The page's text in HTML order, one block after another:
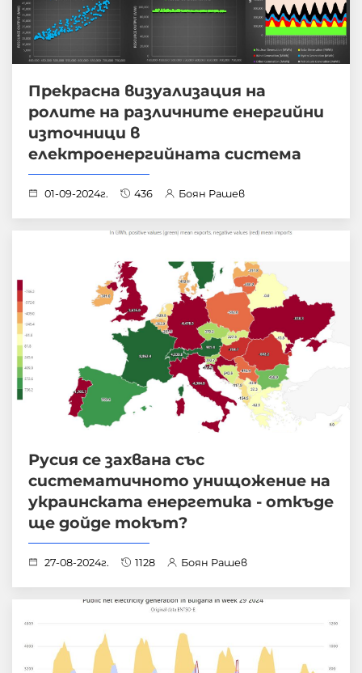
Прекрасна визуализация на
ролите на различните енергийни
източници в
електроенергийната система
01-09-2024г. 436 Боян Рашев
Русия се захвана със
систематичното унищожение на
украинската енергетика - oткъде
ще дойде токът?
27-08-2024г. 1128 Боян Рашев